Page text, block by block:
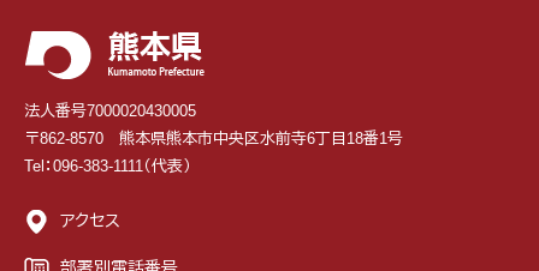
法人番号7000020430005
〒862-8570 熊本県熊本市中央区水前寺6丁目18番1号
Tel：096-383-1111（代表）
アクセス